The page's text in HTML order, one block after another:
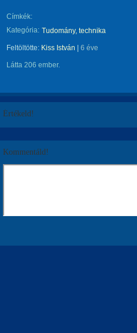
Címkék:
Kategória: Tudomány, technika
Feltöltötte: Kiss István 6 éve
Látta 206 ember.
Értékeld!
Kommentáld!